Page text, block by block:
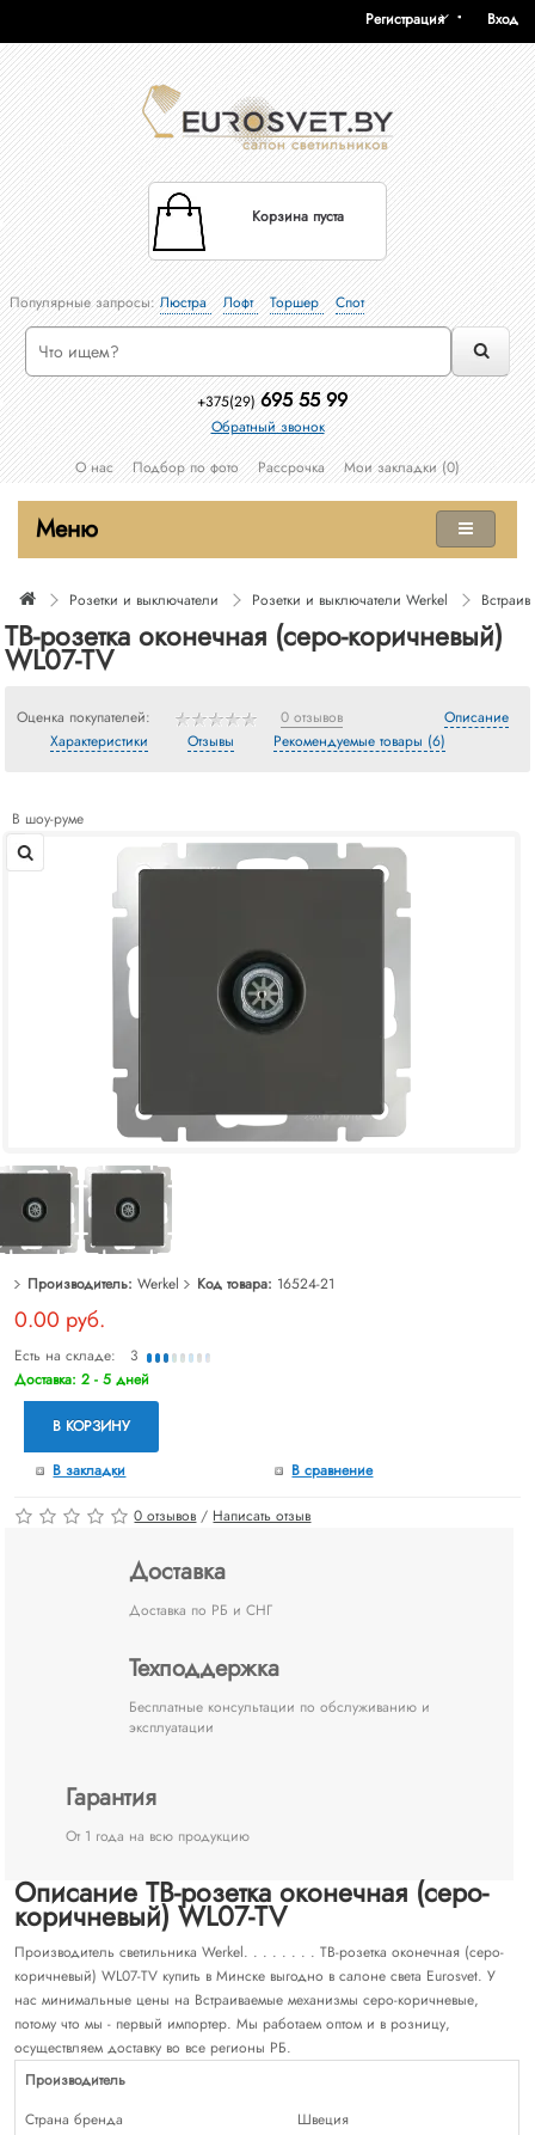
Вход
Регистрация
Корзина пуста
Популярные запросы:Люстра Лофт Торшер Спот
+375(29) 695 55 99
Обратный звонок
О нас
Подбор по фото Рассрочка Мои закладки (0)
Меню
Розетки и выключатели Розетки и выключатели Werkel
ТВ-розетка оконечная (серо-коричневый)
WL07-TV
Оценка покупателей: 0 отзывов
Описание
Характеристики
Отзывы Рекомендуемые товары (6)
В шоу-руме
Производитель: Werkel Код товара: 16524-21
0.00 руб.
Есть на складе: 3
Доставка: 2 - 5 дней
В КОРЗИНУ
В закладки В сравнение
0 отзывов / Написать отзыв
Доставка
Доставка по РБ и СНГ
Техподдержка
Бесплатные консультации по обслуживанию и
эксплуатации
Гарантия
От 1 года на всю продукцию
Описание ТВ-розетка оконечная (серо-
коричневый) WL07-TV
Производитель светильника Werkel. . . . . . . . ТВ-розетка оконечная (серо-
коричневый) WL07-TV купить в Минске выгодно в салоне света Eurosvet. У
нас минимальные цены на Встраиваемые механизмы серо-коричневые,
потому что мы - первый импортер. Мы работаем оптом и в розницу,
осуществляем доставку во все регионы РБ.
Производитель
Страна бренда
Швеция